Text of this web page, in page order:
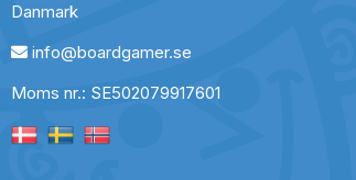
Danmark
info@boardgamer.se
Moms nr.: SE502079917601